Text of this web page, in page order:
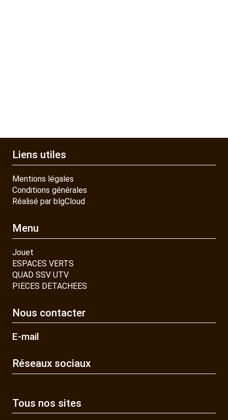
Liens utiles
Mentions légales
Conditions générales
Réalisé par blgCloud
Menu
Jouet
ESPACES VERTS
QUAD SSV UTV
PIECES DETACHEES
Nous contacter
E-mail
Réseaux sociaux
Tous nos sites